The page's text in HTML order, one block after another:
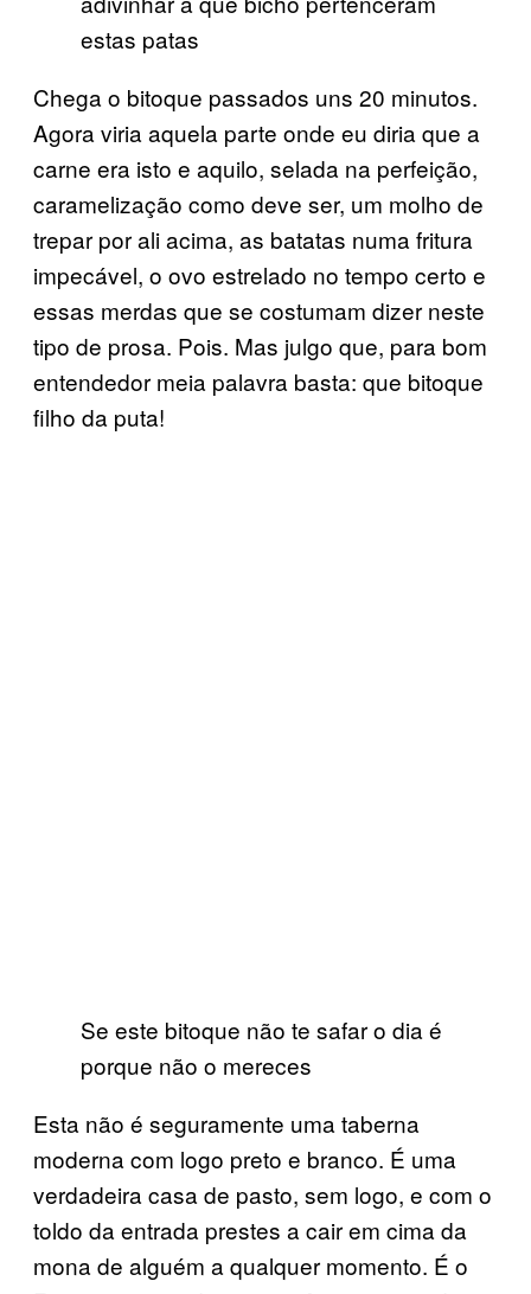
estas patas
Chega o bitoque passados uns 20 minutos.
Agora viria aquela parte onde eu diria que a
carne era isto e aquilo, selada na perfeição,
caramelização como deve ser, um molho de
trepar por ali acima, as batatas numa fritura
impecável, o ovo estrelado no tempo certo e
essas merdas que se costumam dizer neste
tipo de prosa. Pois. Mas julgo que, para bom
entendedor meia palavra basta: que bitoque
filho da puta!
Se este bitoque não te safar o dia é
porque não o mereces
Esta não é seguramente uma taberna
moderna com logo preto e branco. É uma
verdadeira casa de pasto, sem logo, e com o
toldo da entrada prestes a cair em cima da
mona de alguém a qualquer momento. É o